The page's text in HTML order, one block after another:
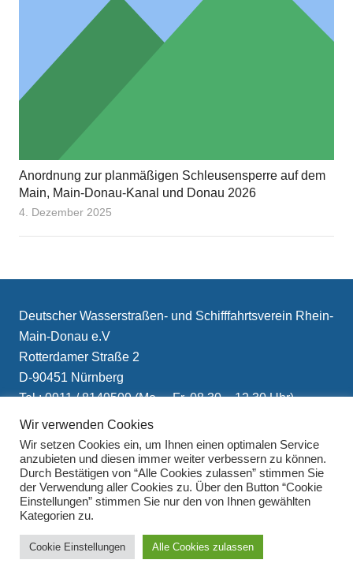
Anordnung zur planmäßigen Schleusensperre auf dem
Main, Main-Donau-Kanal und Donau 2026
4. Dezember 2025
Deutscher Wasserstraßen- und Schifffahrtsverein Rhein-
Main-Donau e.V
Rotterdamer Straße 2
D-90451 Nürnberg
Tel.: 0911 / 8149509 (Mo. – Fr. 08.30 – 12.30 Uhr)
E-Mail: info(at)schifffahrtsverein.de
Impressum
Datenschutzerklärung
Wir verwenden Cookies
Wir setzen Cookies ein, um Ihnen einen optimalen Service
anzubieten und diesen immer weiter verbessern zu können.
Durch Bestätigen von “Alle Cookies zulassen” stimmen Sie
der Verwendung aller Cookies zu. Über den Button “Cookie
Einstellungen” stimmen Sie nur den von Ihnen gewählten
Kategorien zu.
Cookie Einstellungen Alle Cookies zulassen